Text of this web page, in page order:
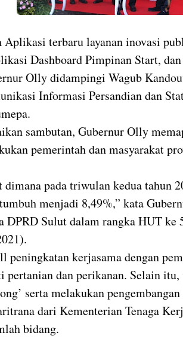
Aplikasi terbaru layanan inovasi
Dashboard Pimpinan Start,
Olly didampingi Wagub
Informasi Persandian dan
sambutan, Gubernur Olly
pemerintah dan masyarakat
pada triwulan kedua tahun
menjadi 8,49%,” kata
DPRD Sulut dalam rangka HUT ke
peningkatan kerjasama dengan
pertanian dan perikanan. Selain
serta melakukan
dari Kementerian Tenaga
bidang.